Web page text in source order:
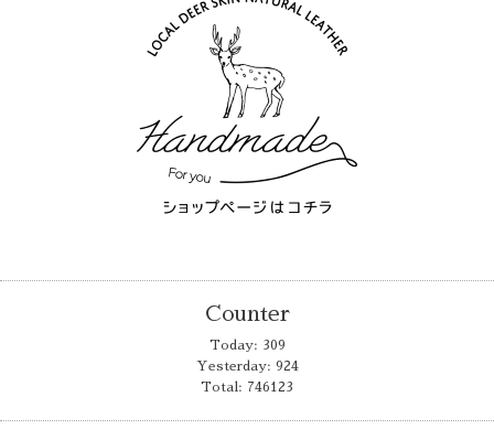
Counter
Today: 309
Yesterday: 924
Total: 746123